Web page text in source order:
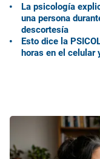
La psicología
una persona
descortesía
Esto dice la
horas en el celular